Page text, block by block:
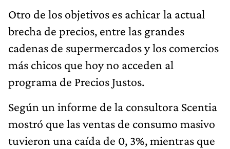
Otro de los objetivos es achicar la actual
brecha de precios, entre las grandes
cadenas de supermercados y los comercios
más chicos que hoy no acceden al
programa de Precios Justos.
Según un informe de la consultora Scentia
mostró que las ventas de consumo masivo
tuvieron una caída de 0, 3%, mientras que